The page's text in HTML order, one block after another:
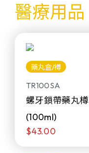
醫療用品
藥丸盒/樽
TR100SA
螺牙鎖帶藥丸樽
(100ml)
$43.00